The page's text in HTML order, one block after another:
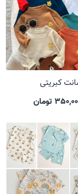
کبریتی
تومان